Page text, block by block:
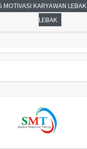
MOTIVASI KARYAWAN LEBAK
LEBAK